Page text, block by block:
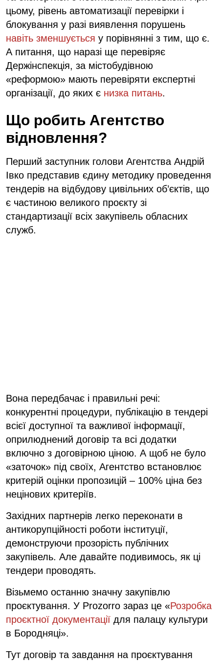
цьому, рівень автоматизації перевірки і
блокування у разі виявлення порушень
навіть зменшується у порівнянні з тим, що є.
А питання, що наразі ще перевіряє
Держінспекція, за містобудівною
«реформою» мають перевіряти експертні
організації, до яких є низка питань.
Що робить Агентство
відновлення?
Перший заступник голови Агентства Андрій
Івко представив єдину методику проведення
тендерів на відбудову цивільних об’єктів, що
є частиною великого проєкту зі
стандартизації всіх закупівель обласних
служб.
Вона передбачає і правильні речі:
конкурентні процедури, публікацію в тендері
всієї доступної та важливої інформації,
оприлюднений договір та всі додатки
включно з договірною ціною. А щоб не було
«заточок» під своїх, Агентство встановлює
критерій оцінки пропозицій – 100% ціна без
нецінових критеріїв.
Західних партнерів легко переконати в
антикорупційності роботи інституції,
демонструючи прозорість публічних
закупівель. Але давайте подивимось, як ці
тендери проводять.
Візьмемо останню значну закупівлю
проєктування. У Prozorro зараз це «Розробка
проєктної документації для палацу культури
в Бородняці».
Тут договір та завдання на проєктування